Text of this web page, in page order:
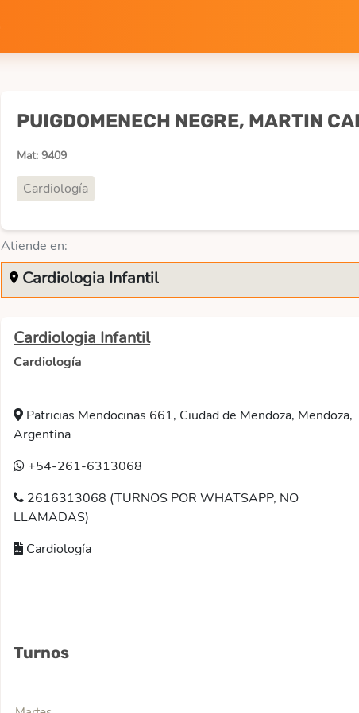
PUIGDOMENECH NEGRE, MARTIN
Mat: 9409
Cardiología
Atiende en:
Cardiologia Infantil
Cardiologia Infantil
Cardiología
Patricias Mendocinas 661, Ciudad de Mendoza, Mendoza,
Argentina
+54-261-6313068
2616313068 (TURNOS POR WHATSAPP, NO
LLAMADAS)
Cardiología
Turnos